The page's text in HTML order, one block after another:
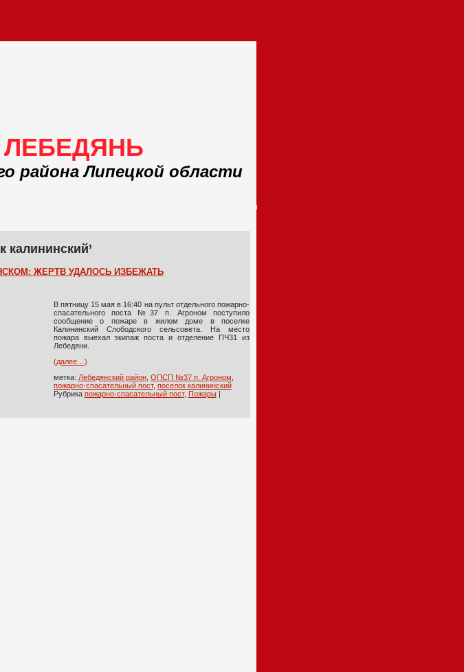
района Липецкой области
Контакты
калининский’
ЖЕРТВ УДАЛОСЬ ИЗБЕЖАТЬ
В пятницу 15 мая в 16:40 на пульт отдельного пожарно-
спасательного поста №37 п. Агроном поступило
сообщение о пожаре в жилом доме в поселке
Калининский Слободского сельсовета. На место
пожара выехал экипаж поста и отделение ПЧ31 из
Лебедяни.
(далее…)
метка: Лебедянский район, ОПСП №37 п. Агроном
пожарно-спасательный пост, поселок калининский
Рубрика пожарно-спасательный пост, Пожары|